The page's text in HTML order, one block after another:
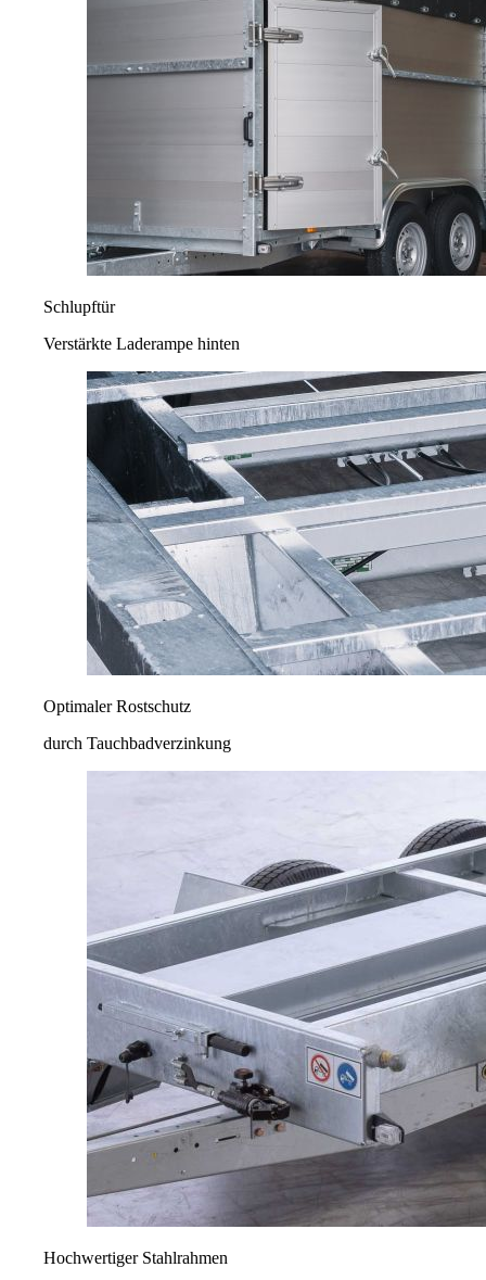
Schlupftür
Verstärkte Laderampe hinten
Optimaler Rostschutz
durch Tauchbadverzinkung
Hochwertiger Stahlrahmen